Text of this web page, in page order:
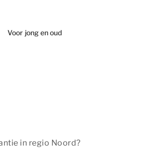
Voor jong en oud
in regio Noord?